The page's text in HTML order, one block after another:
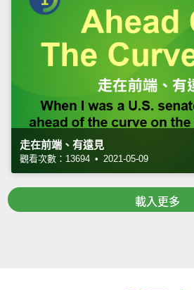
走在前端、有遠見
觀看次數：13694 • 2021-05-09
載入更多